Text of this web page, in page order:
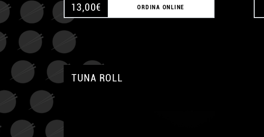
13,00€ ORDINA ONLINE
TUNA ROLL